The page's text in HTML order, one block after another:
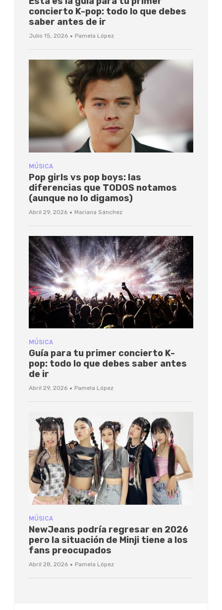
concierto K-pop: todo lo que debes
saber antes de ir
Julio 15, 2026 · Pamela López
MÚSICA
Pop girls vs pop boys: las
diferencias que TODOS notamos
(aunque no lo digamos)
Abril 29, 2026 · Mariana Sánchez
MÚSICA
Guía para tu primer concierto K-
pop: todo lo que debes saber antes
de ir
Abril 29, 2026 · Pamela López
MÚSICA
NewJeans podría regresar en 2026
pero la situación de Minji tiene a los
fans preocupados
Abril 28, 2026 · Pamela López